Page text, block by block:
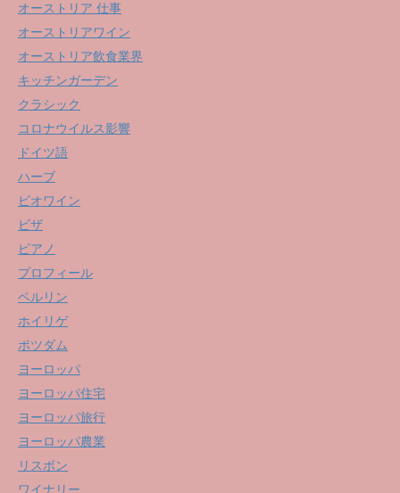
オーストリア 仕事
オーストリアワイン
オーストリア飲食業界
キッチンガーデン
クラシック
コロナウイルス影響
ドイツ語
ハーブ
ビオワイン
ビザ
ピアノ
プロフィール
ベルリン
ホイリゲ
ポツダム
ヨーロッパ
ヨーロッパ住宅
ヨーロッパ旅行
ヨーロッパ農業
リスボン
ワイナリー